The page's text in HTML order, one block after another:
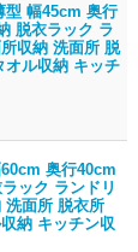
型 幅45cm 奥行
脱衣ラック ラ
収納 洗面所 脱
オル収納 キッチ
奥行40cm
ック ランドリ
洗面所 脱衣所
納 キッチン収